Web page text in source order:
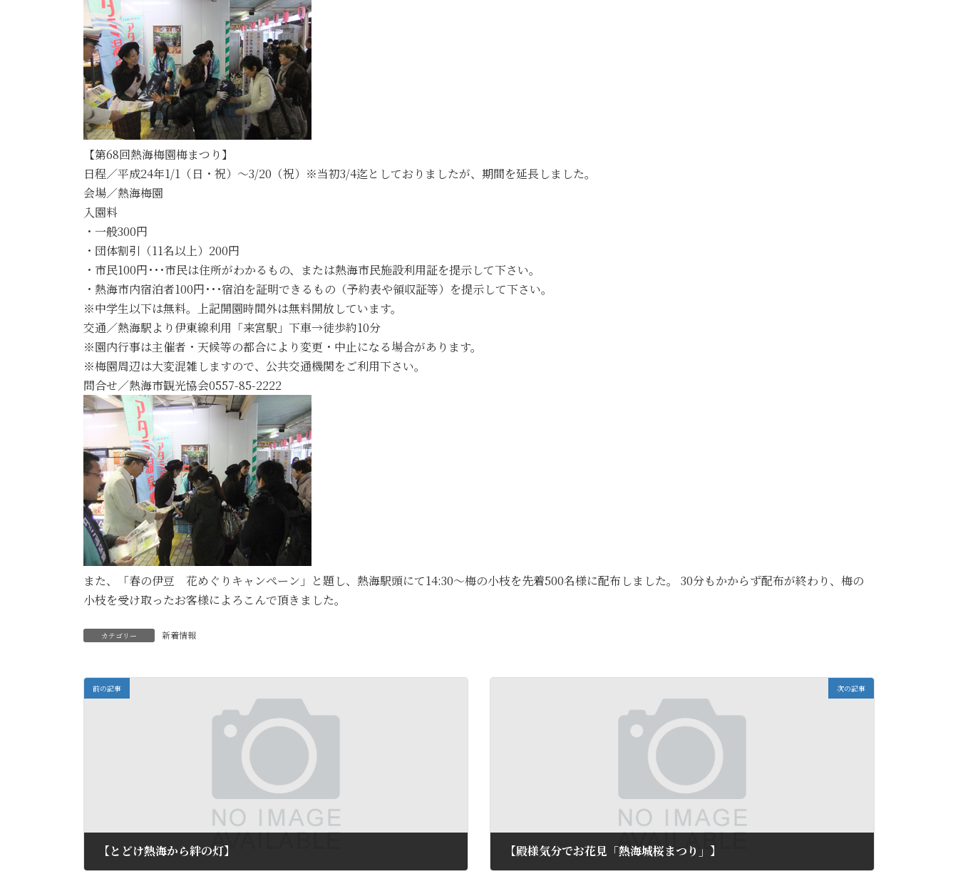
【第68回熱海梅園梅まつり】
日程／平成24年1/1（日・祝）～3/20（祝）※当初3/4迄としておりましたが、期間を延長しました。
会場／熱海梅園
入園料
・一般300円
・団体割引（11名以上）200円
・市民100円･･･市民は住所がわかるもの、または熱海市民施設利用証を提示して下さい。
・熱海市内宿泊者100円･･･宿泊を証明できるもの（予約表や領収証等）を提示して下さい。
※中学生以下は無料。上記開園時間外は無料開放しています。
交通／熱海駅より伊東線利用「来宮駅」下車→徒歩約10分
※園内行事は主催者・天候等の都合により変更・中止になる場合があります。
※梅園周辺は大変混雑しますので、公共交通機関をご利用下さい。
問合せ／熱海市観光協会0557-85-2222
また、「春の伊豆 花めぐりキャンペーン」と題し、熱海駅頭にて14:30～梅の小枝を先着500名様に配布しました。 30分もかからず配布が終わり、梅の
小枝を受け取ったお客様によろこんで頂きました。
カテゴリー 新着情報
前の記事
【とどけ熱海から絆の灯】
次の記事
【殿様気分でお花見「熱海城桜まつり」】